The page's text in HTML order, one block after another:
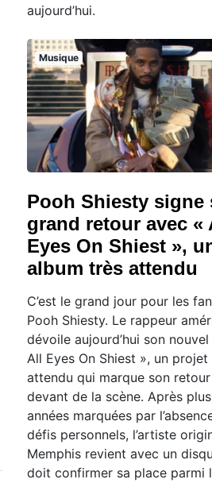
aujourd’hui.
Musique
Pooh Shiesty signe
grand retour avec «
Eyes On Shiest »,
album très attendu
C’est le grand jour pour les
Pooh Shiesty. Le rappeur
dévoile aujourd’hui son
All Eyes On Shiest », un projet
attendu qui marque son
devant de la scène. Après
années marquées par
défis personnels, l’artiste
Memphis revient avec un
doit confirmer sa place parmi